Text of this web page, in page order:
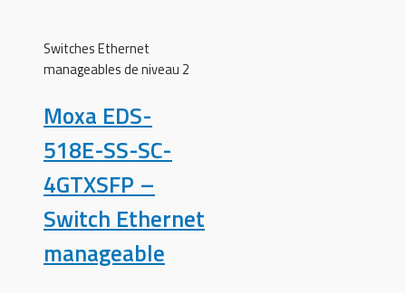
Switches Ethernet
manageables de niveau 2
Moxa EDS-
518E-SS-SC-
4GTXSFP –
Switch Ethernet
manageable